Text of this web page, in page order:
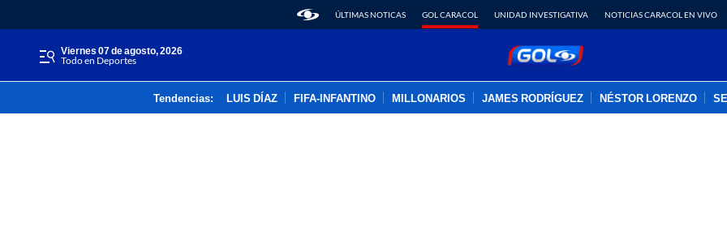
ÚLTIMAS NOTICAS GOL CARACOL UNIDAD INVESTIGATIVA NOTICIAS CARACOL EN VIVO
viernes 07 de agosto, 2026
Todo en Deportes
Tendencias: LUIS DÍAZ FIFA-INFANTINO MILLONARIOS JAMES RODRÍGUEZ NÉSTOR LORENZO